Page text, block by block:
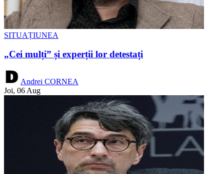
SITUAȚIUNEA
„Cei mulți” și experții lor detestați
Andrei CORNEA
Joi, 06 Aug